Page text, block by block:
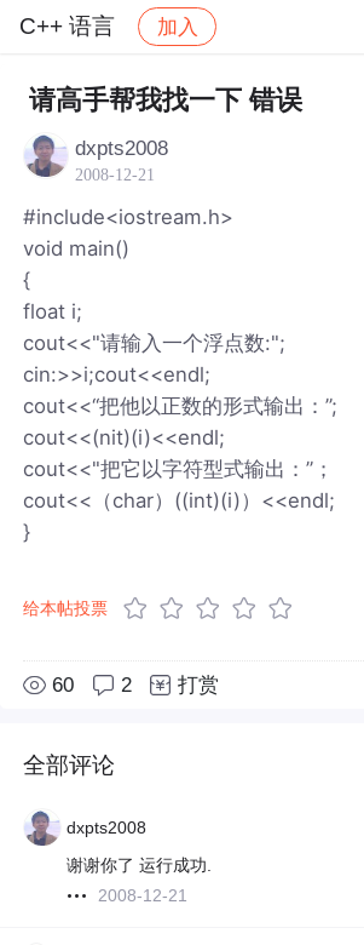
C++ 语言 加入
社区 C++ 语言 帖子详情
请高手帮我找一下 错误
dxpts2008
2008-12-21
#include<iostream.h>
void main()
{
float i;
cout<<"请输入一个浮点数:";
cin:>>i;cout<<endl;
cout<<“把他以正数的形式输出：”;
cout<<(nit)(i)<<endl;
cout<<"把它以字符型式输出：”；
cout<<（char）((int)(i)）<<endl;
}
给本帖投票
60 2 打赏
全部评论
dxpts2008
谢谢你了 运行成功.
2008-12-21